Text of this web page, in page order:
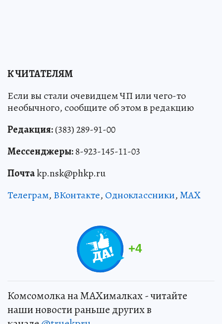
К ЧИТАТЕЛЯМ
Если вы стали очевидцем ЧП или чего-то
необычного, сообщите об этом в редакцию
Редакция:(383) 289-91-00
Мессенджеры:8-923-145-11-03
Почтаkp.nsk@phkp.ru
Телеграм, ВКонтакте, Одноклассники,MAX
+4
Комсомолка на MAXималках - читайте
наши новости раньше других в